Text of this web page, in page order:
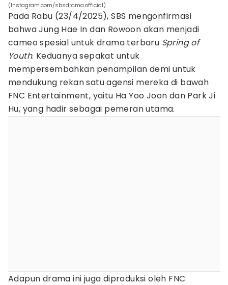
(Instagram.com/sbsdrama.official)
Pada Rabu (23/4/2025), SBS mengonfirmasi
bahwa Jung Hae In dan Rowoon akan menjadi
cameo spesial untuk drama terbaru Spring of
Youth. Keduanya sepakat untuk
mempersembahkan penampilan demi untuk
mendukung rekan satu agensi mereka di bawah
FNC Entertainment, yaitu Ha Yoo Joon dan Park Ji
Hu, yang hadir sebagai pemeran utama.
Adapun drama ini juga diproduksi oleh FNC